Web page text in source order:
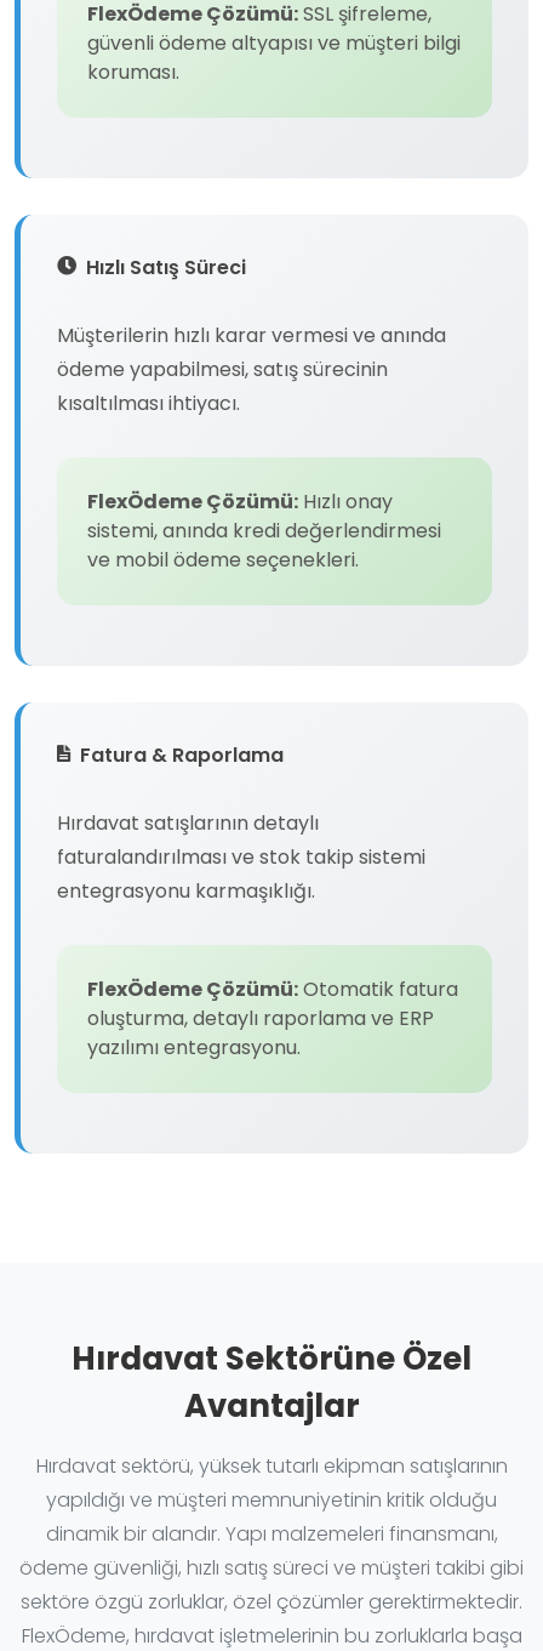
FlexÖdeme Çözümü:SSL şifreleme,
güvenli ödeme altyapısı ve müşteri bilgi
koruması.
Hızlı Satış Süreci
Müşterilerin hızlı karar vermesi ve anında
ödeme yapabilmesi, satış sürecinin
kısaltılması ihtiyacı.
FlexÖdeme Çözümü: Hızlı onay
sistemi, anında kredi değerlendirmesi
ve mobil ödeme seçenekleri.
Fatura & Raporlama
Hırdavat satışlarının detaylı
faturalandırılması ve stok takip sistemi
entegrasyonu karmaşıklığı.
FlexÖdeme Çözümü:Otomatik fatura
oluşturma, detaylı raporlama ve ERP
yazılımı entegrasyonu.
Hırdavat Sektörüne Özel
Avantajlar
Hırdavat sektörü, yüksek tutarlı ekipman satışlarının
yapıldığı ve müşteri memnuniyetinin kritik olduğu
dinamik bir alandır. Yapı malzemeleri finansmanı,
ödeme güvenliği, hızlı satış süreci ve müşteri takibi gibi
sektöre özgü zorluklar, özel çözümler gerektirmektedir.
FlexÖdeme, hırdavat işletmelerinin bu zorluklarla başa